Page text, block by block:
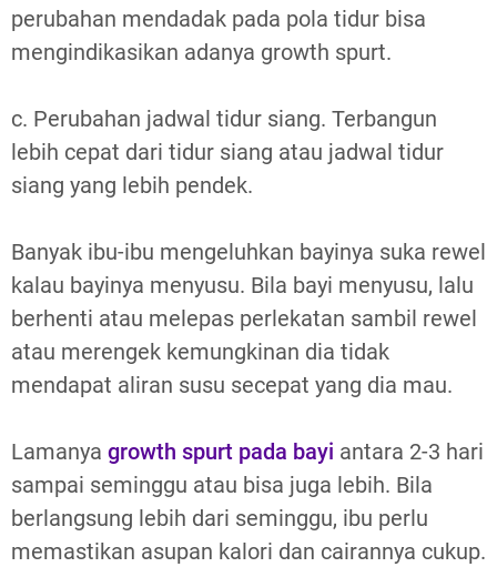
perubahan mendadak pada pola tidur bisa
mengindikasikan adanya growth spurt.
c. Perubahan jadwal tidur siang. Terbangun
lebih cepat dari tidur siang atau jadwal tidur
siang yang lebih pendek.
Banyak ibu-ibu mengeluhkan bayinya suka rewel
kalau bayinya menyusu. Bila bayi menyusu, lalu
berhenti atau melepas perlekatan sambil rewel
atau merengek kemungkinan dia tidak
mendapat aliran susu secepat yang dia mau.
Lamanya growth spurt pada bayi antara 2-3 hari
sampai seminggu atau bisa juga lebih. Bila
berlangsung lebih dari seminggu, ibu perlu
memastikan asupan kalori dan cairannya cukup.